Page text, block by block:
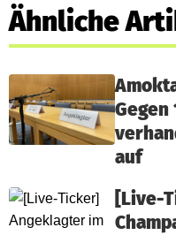
Ähnliche
Gegen
auf
[Live-